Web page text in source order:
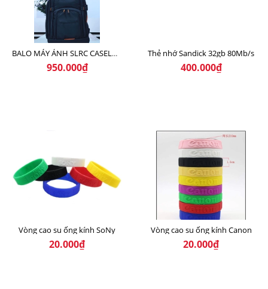
BALO MÁY ẢNH SLRC CASELOGIC 206 BLACK
950.000₫
Thẻ nhớ Sandick 32gb 80Mb/s
400.000₫
Vòng cao su ống kính SoNy
20.000₫
Vòng cao su ống kính Canon
20.000₫